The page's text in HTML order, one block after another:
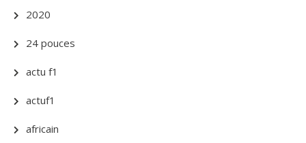
2020
24 pouces
actu f1
actuf1
africain